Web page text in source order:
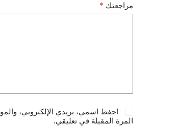
مراجعتك *
احفظ اسمي، بريدي الإلكتروني،
المرة المقبلة في تعليقي.